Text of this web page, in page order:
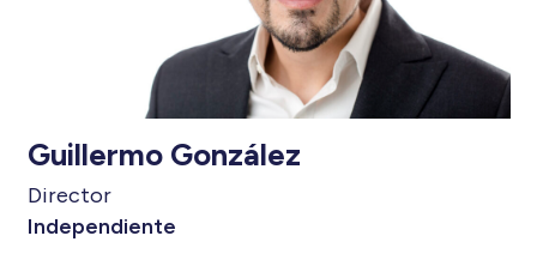
Guillermo González
Director
Independiente